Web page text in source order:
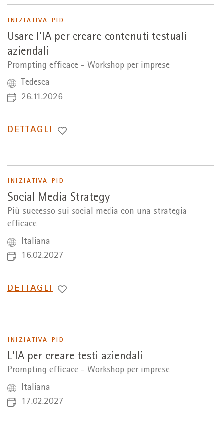
INIZIATIVA PID
Usare l'IA per creare contenuti testuali
aziendali
Prompting efficace - Workshop per imprese
Tedesca
26.11.2026
PASSA
DETTAGLI
INIZIATIVA PID
Social Media Strategy
Più successo sui social media con una strategia
efficace
Italiana
16.02.2027
PASSA
DETTAGLI
INIZIATIVA PID
L'IA per creare testi aziendali
Prompting efficace - Workshop per imprese
Italiana
17.02.2027